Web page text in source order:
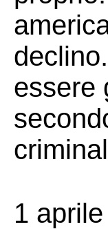
essere
1